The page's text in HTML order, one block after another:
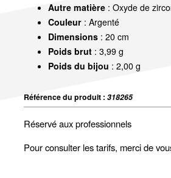
Autre matière: Oxyde de
Couleur: Argenté
Dimensions: 20 cm
Poids brut: 3,99 g
Poids du bijou : 2,00 g
Référence du produit : 318265
Réservé aux professionnels
Pour consulter les tarifs, merci de